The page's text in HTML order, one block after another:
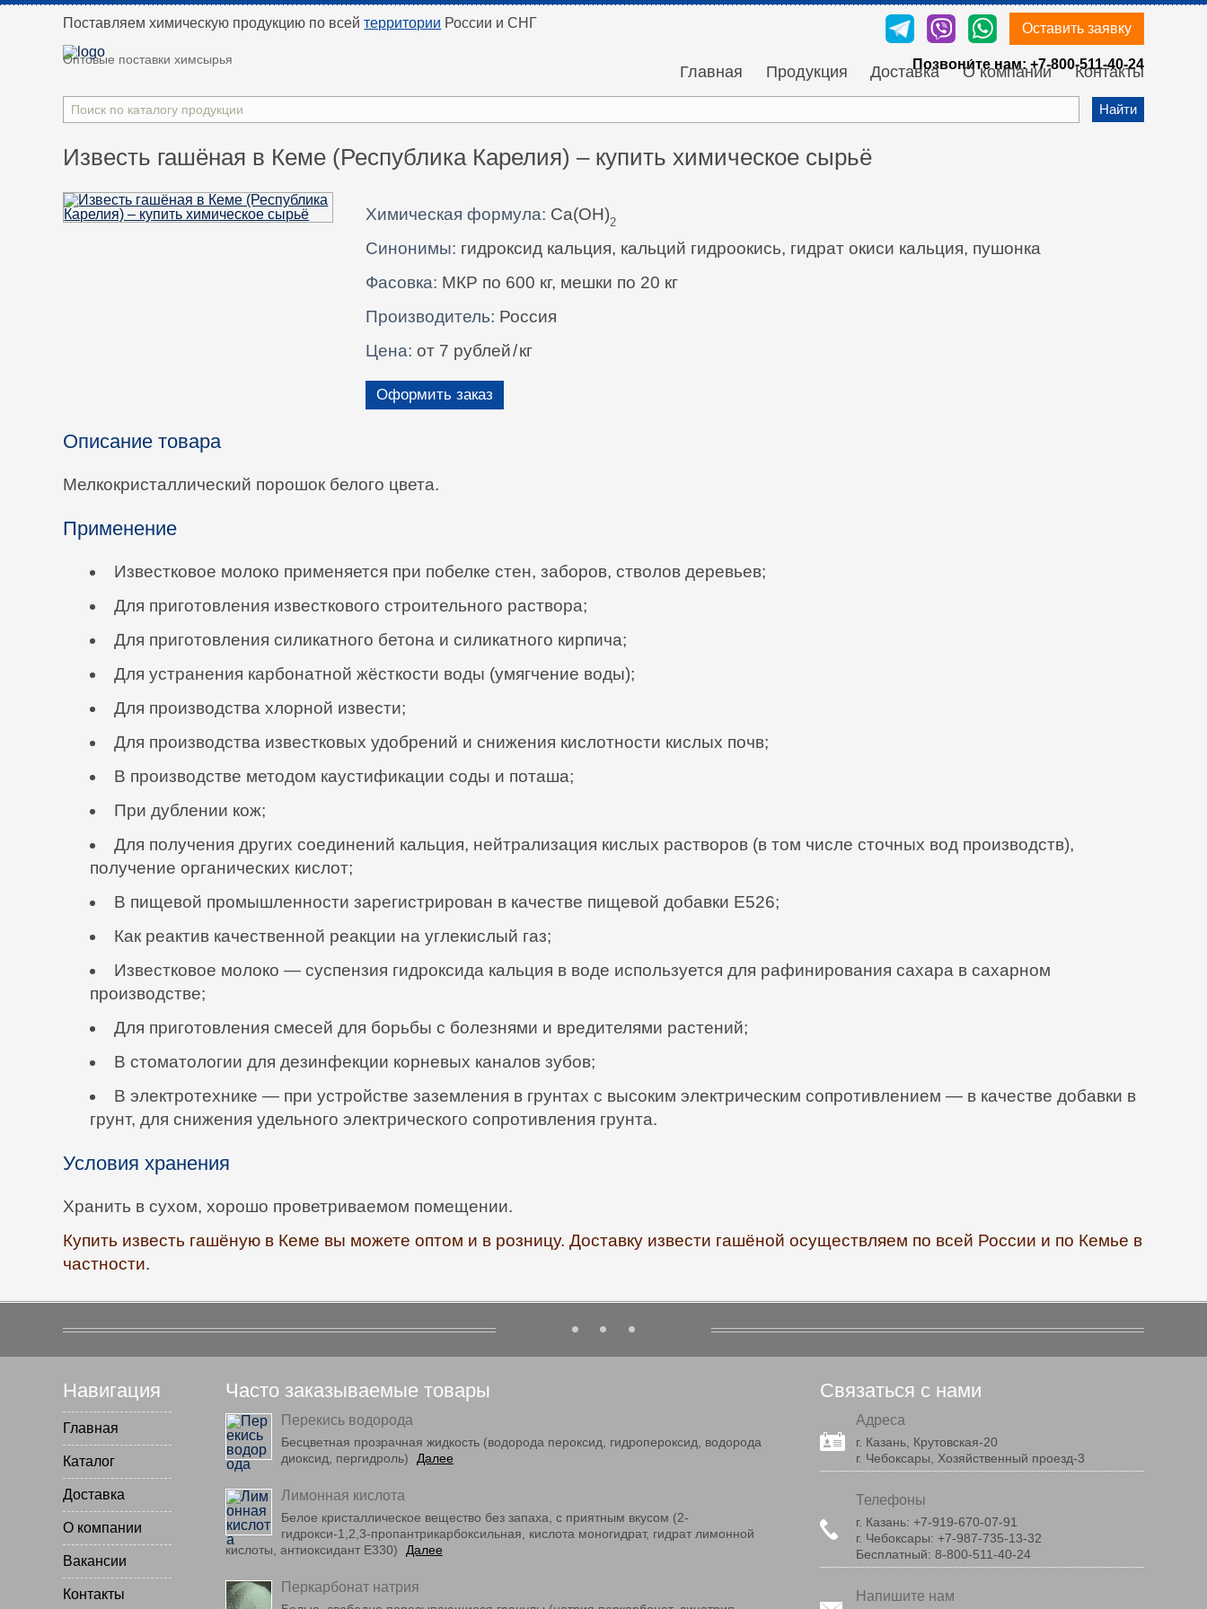
Поставляем химическую продукцию по всейтерритории России и СНГ Оставить заявку
Оптовые поставки химсырья Позвони́те нам: +7-800-511-40-24
Главная Продукция Доставка О компании Контакты
Найти
Известь гашёная в Кеме (Республика Карелия) – купить химическое сырьё
Химическая формула: Ca(OH)2
Синонимы: гидроксид кальция, кальций гидроокись, гидрат окиси кальция, пушонка
Фасовка: МКР по 600 кг, мешки по 20 кг
Производитель: Россия
Цена: от 7 рублей/кг
Оформить заказ
Описание товара
Мелкокристаллический порошок белого цвета.
Применение
Известковое молоко применяется при побелке стен, заборов, стволов деревьев;
Для приготовления известкового строительного раствора;
Для приготовления силикатного бетона и силикатного кирпича;
Для устранения карбонатной жёсткости воды (умягчение воды);
Для производства хлорной извести;
Для производства известковых удобрений и снижения кислотности кислых почв;
В производстве методом каустификации соды и поташа;
При дублении кож;
Для получения других соединений кальция, нейтрализация кислых растворов (в том числе сточных вод производств),
получение органических кислот;
В пищевой промышленности зарегистрирован в качестве пищевой добавки E526;
Как реактив качественной реакции на углекислый газ;
Известковое молоко — суспензия гидроксида кальция в воде используется для рафинирования сахара в сахарном
производстве;
Для приготовления смесей для борьбы с болезнями и вредителями растений;
В стоматологии для дезинфекции корневых каналов зубов;
В электротехнике — при устройстве заземления в грунтах с высоким электрическим сопротивлением — в качестве добавки в
грунт, для снижения удельного электрического сопротивления грунта.
Условия хранения
Хранить в сухом, хорошо проветриваемом помещении.
Купить известь гашёную в Кеме вы можете оптом и в розницу. Доставку извести гашёной осуществляем по всей России и по Кемье в
частности.
Навигация
Главная
Каталог
Доставка
О компании
Вакансии
Контакты
Часто заказываемые товары
Перекись водорода
Бесцветная прозрачная жидкость (водорода пероксид, гидропероксид, водорода
диоксид, пергидроль)
Далее
Лимонная кислота
Белое кристаллическое вещество без запаха, с приятным вкусом (2-
гидрокси-1,2,3-пропантрикарбоксильная, кислота моногидрат, гидрат лимонной
кислоты, антиоксидант E330)
Далее
Перкарбонат натрия
Связаться с нами
Адреса
г. Казань, Крутовская-20
г. Чебоксары, Хозяйственный проезд-3
Телефоны
г. Казань: +7-919-670-07-91
г. Чебоксары: +7-987-735-13-32
Бесплатный: 8-800-511-40-24
Напишите нам